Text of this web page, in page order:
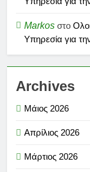
Markos στο
Υπηρεσία για
Archives
Μάιος 2026
Απρίλιος 2026
Μάρτιος 2026